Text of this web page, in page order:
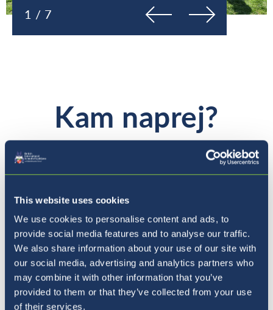
This website uses cookies
We use cookies to personalise content and ads, to
provide social media features and to analyse our traffic.
We also share information about your use of our site with
our social media, advertising and analytics partners who
may combine it with other information that you’ve
provided to them or that they’ve collected from your use
of their services.
1 / 7 Naslednja
Kam naprej?